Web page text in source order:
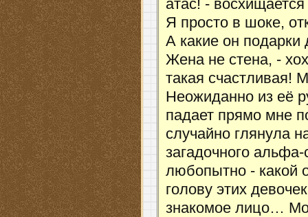
атас! -
Я просто в шоке,
А какие он подарки
Жена не стена, -
такая счастливая!
Неожиданно из её
падает прямо мне
случайно глянула
загадочного
любопытно - какой
голову этих
знакомое лицо…